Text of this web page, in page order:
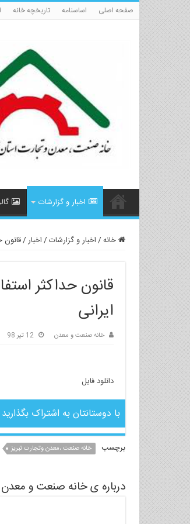
صفحه اصلی اساسنامه تاریخچه خانه
اخبار و گزارشات
خانه/اخبار و گزارشات/اخبار/قانون
قانون حداکثر
ایرانی
خانه صنعت و معدن 12 تیر 98
دانلود فایل
با دوستانتان به اشتراک بگذارید
برچسب خانه صنعت ،معدن وتجارت تبریز
درباره ی خانه صنعت و معدن